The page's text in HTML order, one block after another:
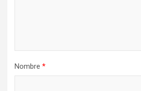
Nombre *